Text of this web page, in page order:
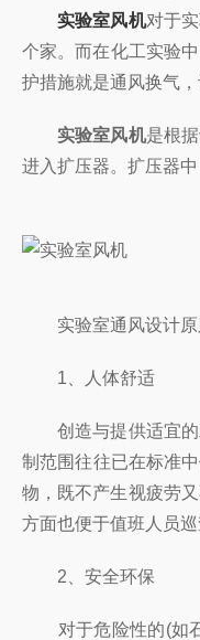
实验室风机对于实
个家。而在化工实
护措施就是通风换气
实验室风机是根据
进入扩压器。扩压器中
实验室通风设计原则
1、人体舒适
创造与提供适宜的工作
制范围往往已在标准中
物，既不产生视疲
方面也便于值班人员巡查
2、安全环保
对于危险性的(如石油